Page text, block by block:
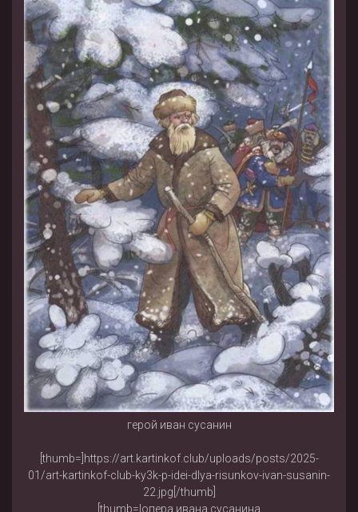
герой иван сусанин
[thumb=]https://art.kartinkof.club/uploads/posts/2025-
01/art-kartinkof-club-ky3k-p-idei-dlya-risunkov-ivan-susanin-
22.jpg[/thumb]
[thumb=|опера ивана сусанина